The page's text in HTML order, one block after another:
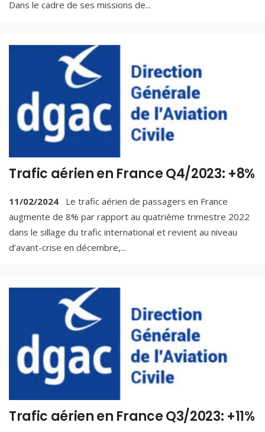
Dans le cadre de ses missions de...
Trafic aérien en France Q4/2023: +8%
11/02/2024
Le trafic aérien de passagers en France
augmente de 8% par rapport au quatrième trimestre 2022
dans le sillage du trafic international et revient au niveau
d’avant-crise en décembre,...
Trafic aérien en France Q3/2023: +11%